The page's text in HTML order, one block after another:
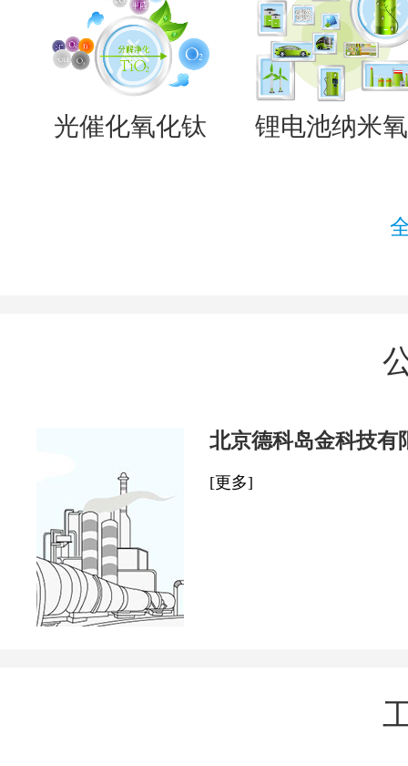
光催化氧化钛 锂电池纳米
北京德科岛金科技有
[更多]